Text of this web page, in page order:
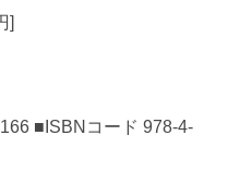
]
■ISBNコード 978-4-